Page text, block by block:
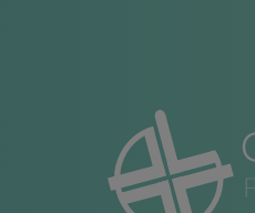
adheridos al mismo.
correcta higiene personal.